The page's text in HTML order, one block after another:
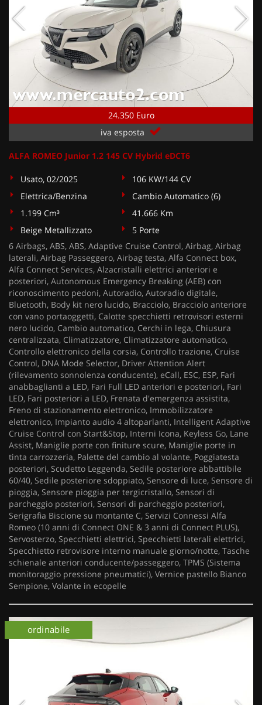
24.350 Euro
iva esposta
ALFA ROMEO Junior 1.2 145 CV Hybrid eDCT6
Usato, 02/2025
106 KW/144 CV
Elettrica/Benzina
Cambio Automatico (6)
1.199 Cm³
41.666 Km
Beige Metallizzato
5 Porte
6 Airbags, ABS, ABS, Adaptive Cruise Control, Airbag, Airbag
laterali, Airbag Passeggero, Airbag testa, Alfa Connect box,
Alfa Connect Services, Alzacristalli elettrici anteriori e
posteriori, Autonomous Emergency Breaking (AEB) con
riconoscimento pedoni, Autoradio, Autoradio digitale,
Bluetooth, Body kit nero lucido, Bracciolo, Bracciolo anteriore
con vano portaoggetti, Calotte specchietti retrovisori esterni
nero lucido, Cambio automatico, Cerchi in lega, Chiusura
centralizzata, Climatizzatore, Climatizzatore automatico,
Controllo elettronico della corsia, Controllo trazione, Cruise
Control, DNA Mode Selector, Driver Attention Alert
(rilevamento sonnolenza conducente), eCall, ESC, ESP, Fari
anabbaglianti a LED, Fari Full LED anteriori e posteriori, Fari
LED, Fari posteriori a LED, Frenata d'emergenza assistita,
Freno di stazionamento elettronico, Immobilizzatore
elettronico, Impianto audio 4 altoparlanti, Intelligent Adaptive
Cruise Control con Start&Stop, Interni Icona, Keyless Go, Lane
Assist, Maniglie porte con finiture scure, Maniglie porte in
tinta carrozzeria, Palette del cambio al volante, Poggiatesta
posteriori, Scudetto Leggenda, Sedile posteriore abbattibile
60/40, Sedile posteriore sdoppiato, Sensore di luce, Sensore di
pioggia, Sensore pioggia per tergicristallo, Sensori di
parcheggio posteriori, Sensori di parcheggio posteriori,
Serigrafia Biscione su montante C, Servizi Connessi Alfa
Romeo (10 anni di Connect ONE & 3 anni di Connect PLUS),
Servosterzo, Specchietti elettrici, Specchietti laterali elettrici,
Specchietto retrovisore interno manuale giorno/notte, Tasche
schienale anteriori conducente/passeggero, TPMS (Sistema
monitoraggio pressione pneumatici), Vernice pastello Bianco
Sempione, Volante in ecopelle
km 0